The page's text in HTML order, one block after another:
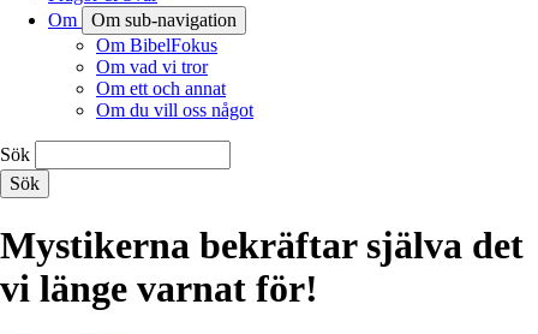
Om
Om sub-navigation
Om BibelFokus
Om vad vi tror
Om ett och annat
Om du vill oss något
Sök
Mystikerna bekräftar själva det
vi länge varnat för!